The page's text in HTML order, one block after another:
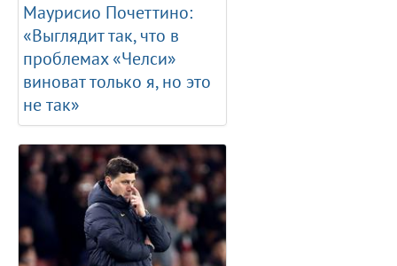
Маурисио Почеттино:
«Выглядит так, что в
проблемах «Челси»
виноват только я, но это
не так»